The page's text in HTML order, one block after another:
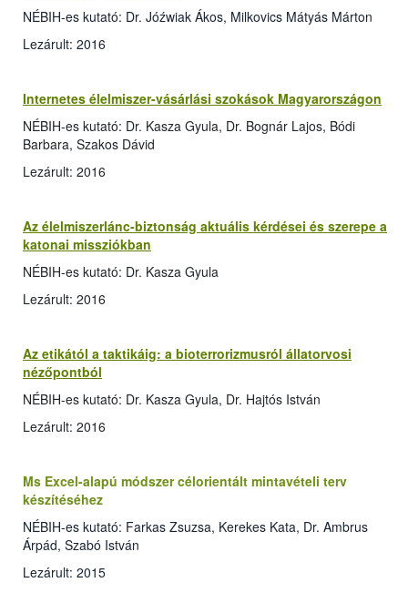
NÉBIH-es kutató: Dr. Jóźwiak Ákos, Milkovics Mátyás Márton
Lezárult: 2016
Internetes élelmiszer-vásárlási szokások Magyarországon
NÉBIH-es kutató: Dr. Kasza Gyula, Dr. Bognár Lajos, Bódi
Barbara, Szakos Dávid
Lezárult: 2016
Az élelmiszerlánc-biztonság aktuális kérdései és szerepe a
katonai missziókban
NÉBIH-es kutató: Dr. Kasza Gyula
Lezárult: 2016
Az etikától a taktikáig: a bioterrorizmusról állatorvosi
nézőpontból
NÉBIH-es kutató: Dr. Kasza Gyula, Dr. Hajtós István
Lezárult: 2016
Ms Excel-alapú módszer célorientált mintavételi terv
készítéséhez
NÉBIH-es kutató: Farkas Zsuzsa, Kerekes Kata, Dr. Ambrus
Árpád, Szabó István
Lezárult: 2015